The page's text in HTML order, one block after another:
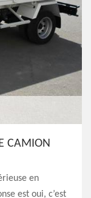
CAMION
en
est oui, c’est